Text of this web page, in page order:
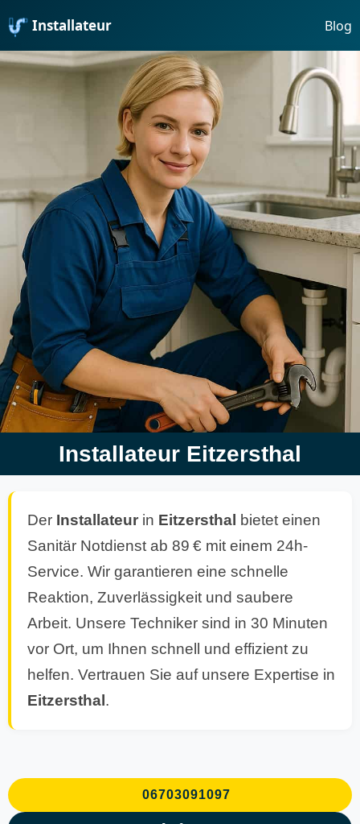
Installateur Blog
Installateur Eitzersthal
Der Installateur in Eitzersthal
bietet einen
Sanitär Notdienst ab 89 € mit einem 24h-
Service. Wir garantieren eine schnelle
Reaktion, Zuverlässigkeit und saubere
Arbeit. Unsere Techniker sind in 30 Minuten
vor Ort, um Ihnen schnell und effizient zu
helfen. Vertrauen Sie auf unsere Expertise in
Eitzersthal .
06703091097